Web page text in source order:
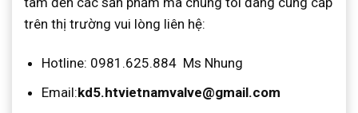
trên thị trường vui lòng liên hệ:
Hotline: 0981.625.884 Ms Nhung
Email:kd5.htvietnamvalve@gmail.com